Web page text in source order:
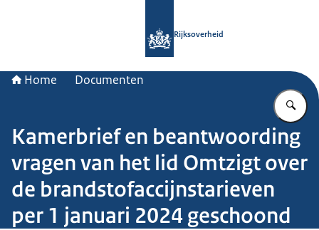
Rijksoverheid
Home Documenten
Kamerbrief en beantwoording
vragen van het lid Omtzigt over
de brandstofaccijnstarieven
per 1 januari 2024 geschoond